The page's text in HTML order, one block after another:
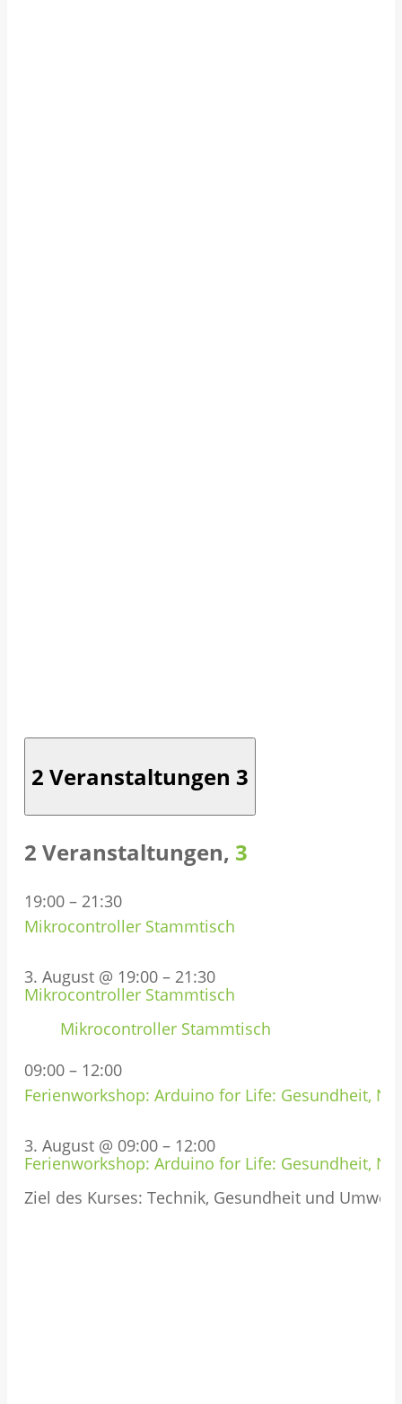
2 Veranstaltungen 3
2 Veranstaltungen, 3
19:00 – 21:30
Mikrocontroller Stammtisch
3. August @ 19:00 – 21:30
Mikrocontroller Stammtisch
Mikrocontroller Stammtisch
09:00 – 12:00
Ferienworkshop: Arduino for Life: Gesundheit,
3. August @ 09:00 – 12:00
Ferienworkshop: Arduino for Life: Gesundheit,
Ziel des Kurses: Technik, Gesundheit und